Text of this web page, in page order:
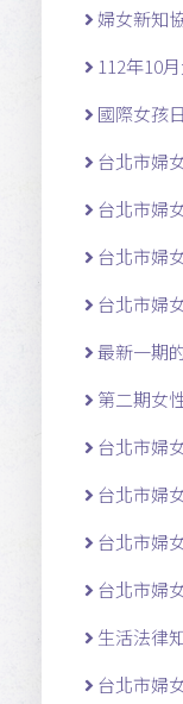
婦女新知
112年10
國際女孩
台北市婦
台北市婦
台北市婦
台北市婦
最新一期
第二期女
台北市婦
台北市婦
台北市婦
台北市婦
生活法律
台北市婦